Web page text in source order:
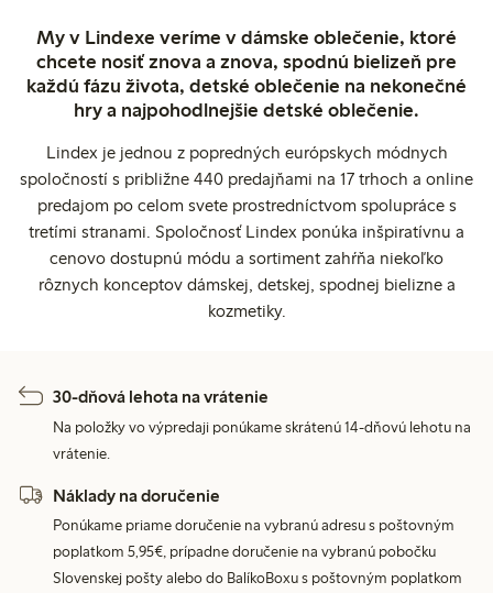
My v Lindexe veríme v dámske oblečenie, ktoré
chcete nosiť znova a znova, spodnú bielizeň pre
každú fázu života, detské oblečenie na nekonečné
hry a najpohodlnejšie detské oblečenie.
Lindex je jednou z popredných európskych módnych
spoločností s približne 440 predajňami na 17 trhoch a online
predajom po celom svete prostredníctvom spolupráce s
tretími stranami. Spoločnosť Lindex ponúka inšpiratívnu a
cenovo dostupnú módu a sortiment zahŕňa niekoľko
rôznych konceptov dámskej, detskej, spodnej bielizne a
kozmetiky.
30-dňová lehota na vrátenie
Na položky vo výpredaji ponúkame skrátenú 14-dňovú lehotu na
vrátenie.
Náklady na doručenie
Ponúkame priame doručenie na vybranú adresu s poštovným
poplatkom 5,95€, prípadne doručenie na vybranú pobočku
Slovenskej pošty alebo do BalíkoBoxu s poštovným poplatkom